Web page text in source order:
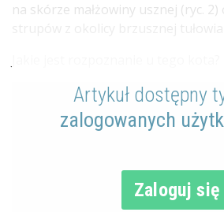
na skórze małżowiny usznej (ryc.
Artykuł dostępny
zalogowanych
Zaloguj się